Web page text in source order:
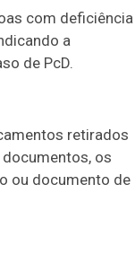
com deficiência
a
de PcD.
retirados
os
ou documento de